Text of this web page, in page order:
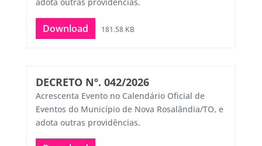
Download 181.58 KB
DECRETO Nº. 042/2026
Acrescenta Evento no Calendário Oficial de
Eventos do Município de Nova Rosalândia/TO, e
adota outras providências.